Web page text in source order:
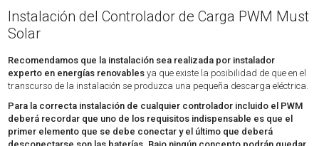
Instalación del Controlador de Carga PWM Must
Solar
Recomendamos que la instalación sea realizada por instalador
experto en energías renovables ya que existe la posibilidad de que en el
transcurso de la instalación se produzca una pequeña descarga eléctrica.
Para la correcta instalación de cualquier controlador incluido el PWM
deberá recordar que uno de los requisitos indispensable es que el
primer elemento que se debe conectar y el último que deberá